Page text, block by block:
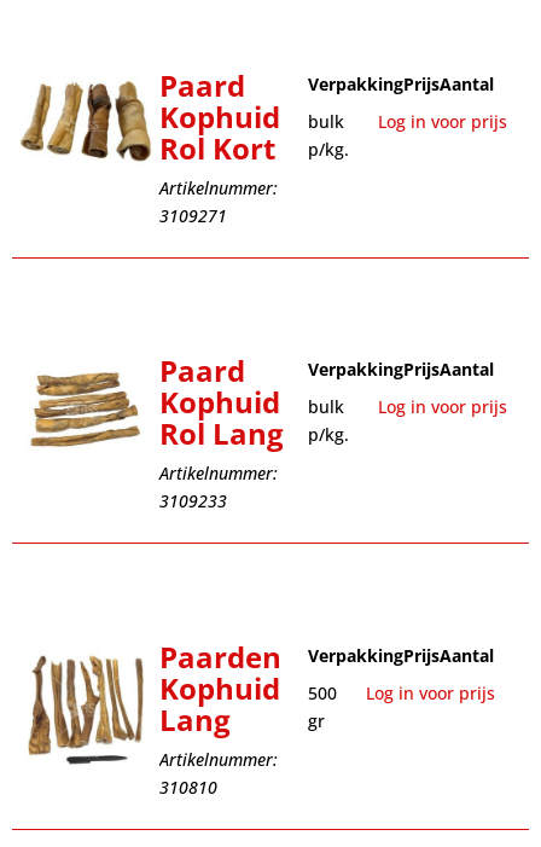
Paard
Kophuid
Rol Kort
Artikelnummer:
3109271
VerpakkingPrijsAantal
bulk
p/kg.
Log in voor prijs
Paard
Kophuid
Rol Lang
Artikelnummer:
3109233
VerpakkingPrijsAantal
bulk
p/kg.
Log in voor prijs
Paarden
Kophuid
Lang
Artikelnummer:
310810
VerpakkingPrijsAantal
500
gr
Log in voor prijs